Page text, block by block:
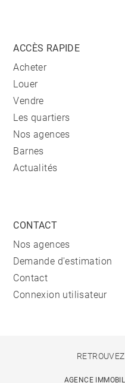
ACCÈS RAPIDE
Acheter
Louer
Vendre
Les quartiers
Nos agences
Barnes
Actualités
CONTACT
Nos agences
Demande d'estimation
Contact
Connexion utilisateur
AGENCE